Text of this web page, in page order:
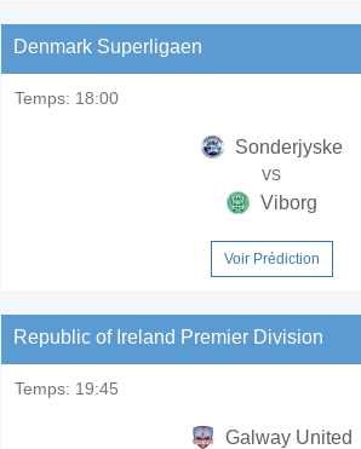
Denmark Superligaen
Temps: 18:00
Sonderjyske
vs
Viborg
Voir Prédiction
Republic of Ireland Premier Division
Temps: 19:45
Galway United